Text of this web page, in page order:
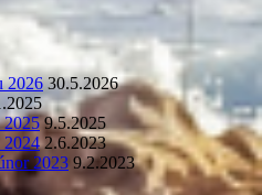
2026 30.5.2026
2025 9.5.2025
2024 2.6.2023
2023 9.2.2023